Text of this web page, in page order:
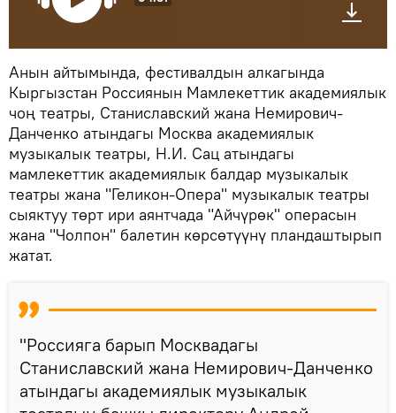
Анын айтымында, фестивалдын алкагында
Кыргызстан Россиянын Мамлекеттик академиялык
чоң театры, Станиславский жана Немирович-
Данченко атындагы Москва академиялык
музыкалык театры, Н.И. Сац атындагы
мамлекеттик академиялык балдар музыкалык
театры жана "Геликон-Опера" музыкалык театры
сыяктуу төрт ири аянтчада "Айчүрөк" операсын
жана "Чолпон" балетин көрсөтүүнү пландаштырып
жатат.
"Россияга барып Москвадагы
Станиславский жана Немирович-Данченко
атындагы академиялык музыкалык